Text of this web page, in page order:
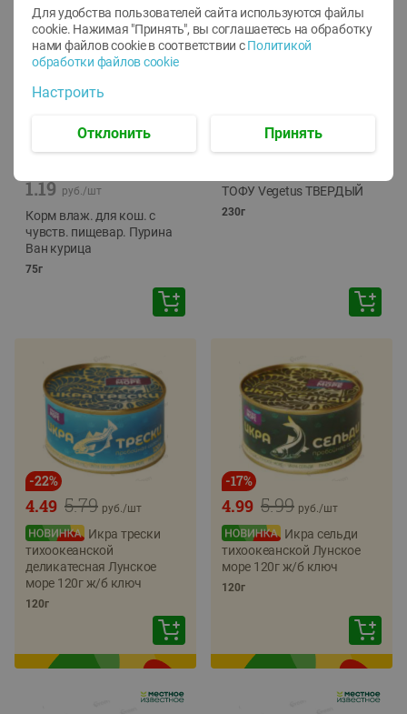
1.19 руб./шт
Корм влаж. для кош. с
чувств. пищевар. Пурина
Ван курица
75г
ТОФУ Vegetus ТВЕРДЫЙ
230г
-22%
5.79
4.49 руб./шт
Икра трески
тихоокеанской
деликатесная Лунское
море 120г ж/б ключ
120г
-17%
5.99
4.99 руб./шт
Икра сельди
тихоокеанской Лунское
море 120г ж/б ключ
120г
Для удобства пользователей сайта используются файлы
cookie. Нажимая "Принять", вы соглашаетесь на обработку
нами файлов cookie в соответствии с Политикой
обработки файлов cookie
Настроить
Отклонить Принять